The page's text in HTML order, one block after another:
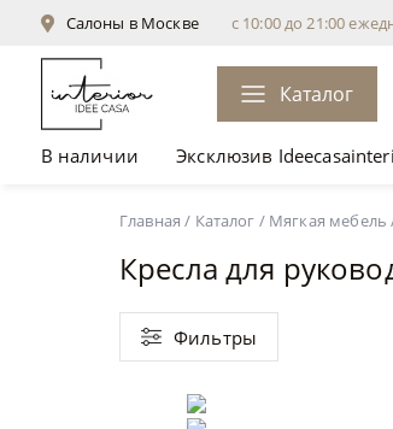
Салоны в Москве с 10:00 до 21:00
Каталог
В наличии Эксклюзив
Главная / Каталог / Мягкая мебель
Кресла для
Фильтры